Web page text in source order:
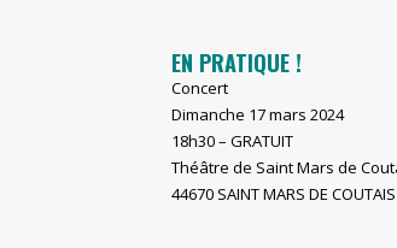
EN PRATIQUE !
Concert
Dimanche 17 mars 2024
18h30 – GRATUIT
Théâtre de Saint Mars de
44670 SAINT MARS DE COUTAIS